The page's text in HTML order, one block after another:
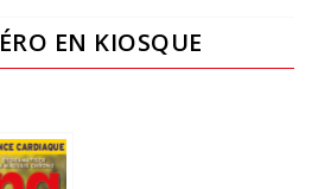
EN KIOSQUE